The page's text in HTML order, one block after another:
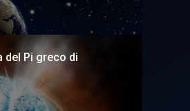
del Pi greco di